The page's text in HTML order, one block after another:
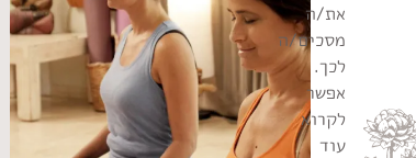
את/ה
מסכים/ה
לכך.
אפשר
לקרוא
עוד